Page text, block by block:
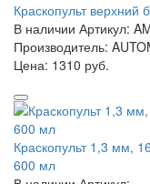
Краскопульт
В наличии Артикул:
Производитель:
Цена: 1310 руб.
Краскопульт 1,3 мм,
600 мл